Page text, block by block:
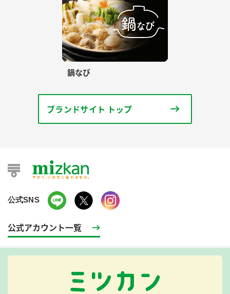
鍋なび
ブランドサイト トップ
公式SNS
公式アカウント一覧